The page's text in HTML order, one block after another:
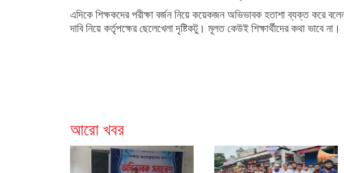
এদিকে শিক্ষকদের পরীক্ষা বর্জন নিয়ে কয়েকজন অভিভাবক হতাশা ব্যক্ত করে
দাবি নিয়ে কর্তৃপক্ষের ছেলেখেলা দৃষ্টিকটু। মূলত কেউই শিক্ষার্থীদের কথা ভাবে না।
আরো খবর